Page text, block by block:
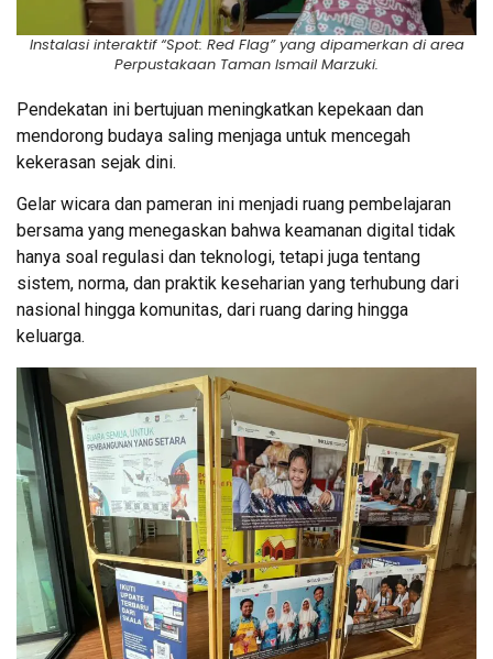
Instalasi interaktif “Spot: Red Flag” yang dipamerkan di area
Perpustakaan Taman Ismail Marzuki.
Pendekatan ini bertujuan meningkatkan kepekaan dan
mendorong budaya saling menjaga untuk mencegah
kekerasan sejak dini.
Gelar wicara dan pameran ini menjadi ruang pembelajaran
bersama yang menegaskan bahwa keamanan digital tidak
hanya soal regulasi dan teknologi, tetapi juga tentang
sistem, norma, dan praktik keseharian yang terhubung dari
nasional hingga komunitas, dari ruang daring hingga
keluarga.